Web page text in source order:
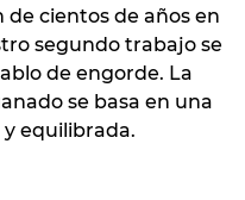
cientos de años en
segundo trabajo se
de engorde. La
se basa en una
equilibrada.